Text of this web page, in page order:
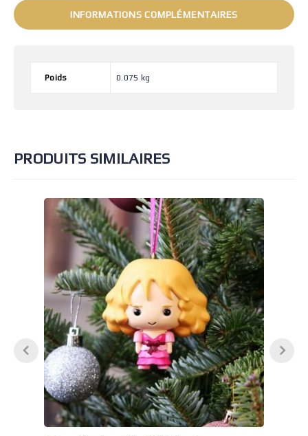
INFORMATIONS COMPLÉMENTAIRES
Poids 0.075 kg
PRODUITS SIMILAIRES